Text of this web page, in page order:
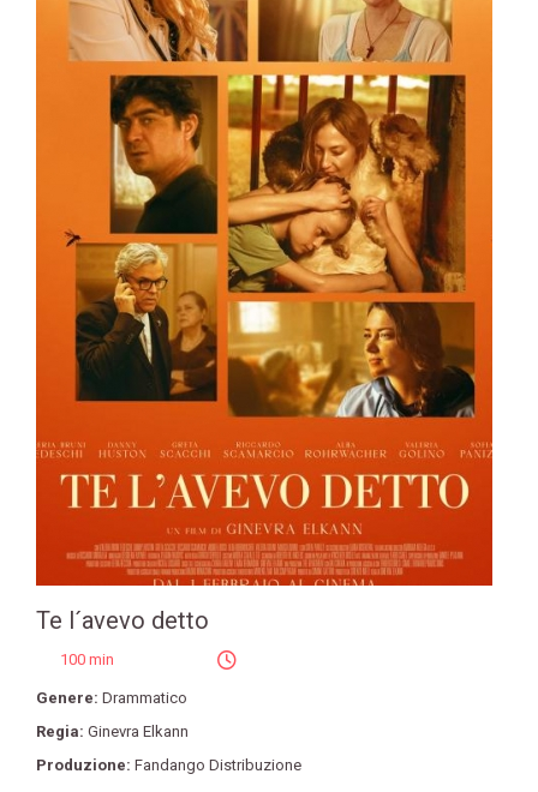
Te l´avevo detto
100 min
Genere: Drammatico
Regia: Ginevra Elkann
Produzione: Fandango Distribuzione